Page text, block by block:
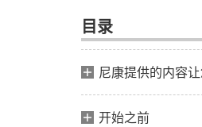
目录
尼康提供的内容
开始之前